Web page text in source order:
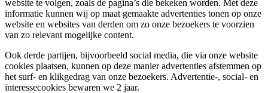
website te volgen, zoals de pagina’s die bekeken worden. Met deze
informatie kunnen wij op maat gemaakte advertenties tonen op onze
website en websites van derden om zo onze bezoekers te voorzien
van zo relevant mogelijke content.
Ook derde partijen, bijvoorbeeld social media, die via onze website
cookies plaatsen, kunnen op deze manier advertenties afstemmen op
het surf- en klikgedrag van onze bezoekers. Advertentie-, social- en
interessecookies bewaren we 2 jaar.